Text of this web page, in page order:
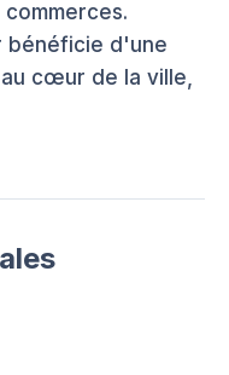
bénéficie d'une
cœur de la ville,